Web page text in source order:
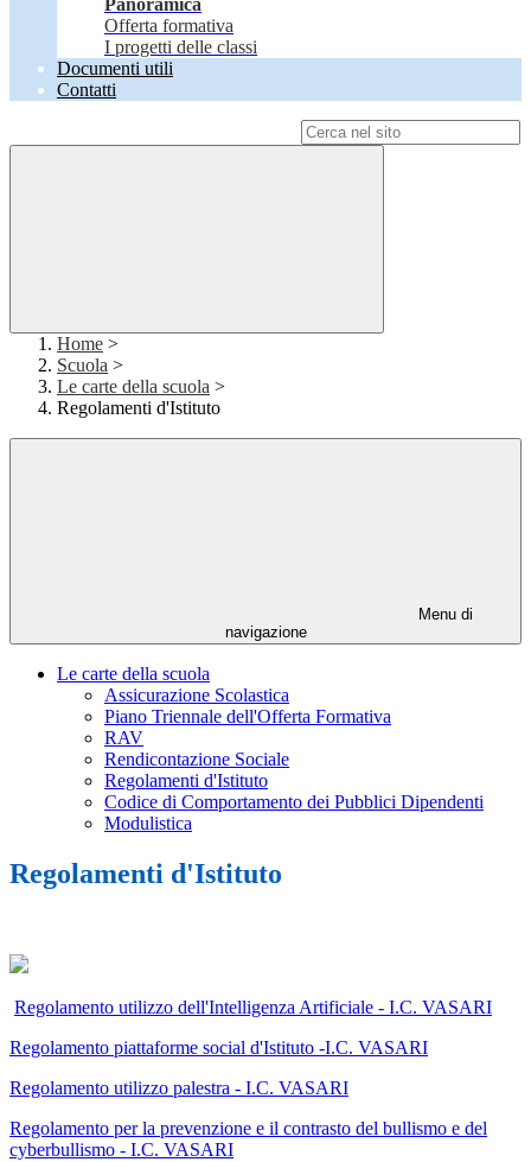
Panoramica
Offerta formativa
I progetti delle classi
Documenti utili
Contatti
Home >
Scuola >
Le carte della scuola >
Regolamenti d'Istituto
Menu di
navigazione
Le carte della scuola
Assicurazione Scolastica
Piano Triennale dell'Offerta Formativa
RAV
Rendicontazione Sociale
Regolamenti d'Istituto
Codice di Comportamento dei Pubblici Dipendenti
Modulistica
Regolamenti d'Istituto
Regolamento utilizzo dell'Intelligenza Artificiale - I.C. VASARI
Regolamento piattaforme social d'Istituto -I.C. VASARI
Regolamento utilizzo palestra - I.C. VASARI
Regolamento per la prevenzione e il contrasto del bullismo e del
cyberbullismo - I.C. VASARI